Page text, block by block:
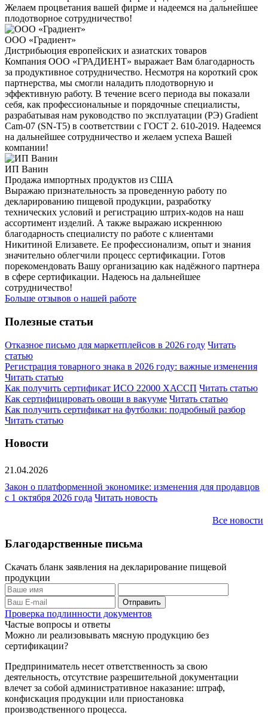
Желаем процветания вашей фирме и надеемся на дальнейшее
плодотворное сотрудничество!
ООО «Градиент»
Дистрибьюция европейских и азиатских товаров
Компания ООО «ГРАДИЕНТ» выражает Вам благодарность
за продуктивное сотрудничество. Несмотря на короткий срок
партнерства, мы смогли наладить плодотворную и
эффективную работу. В течение всего периода вы показали
себя, как профессиональные и порядочные специалисты,
разрабатывая нам руководство по эксплуатации (РЭ) Gradient
Cam-07 (SN-T5) в соответствии с ГОСТ 2. 610-2019. Надеемся
на дальнейшее сотрудничество и желаем успеха Вашей
компании!
ИП Ванин
Продажа импортных продуктов из США
Выражаю признательность за проведенную работу по
декларированию пищевой продукции, разработку
технических условий и регистрацию штрих-кодов на наш
ассортимент изделий. А также выражаю искреннюю
благодарность специалисту по работе с клиентами
Никитиной Елизавете. Ее профессионализм, опыт и знания
значительно облегчили процесс сертификации. Готов
порекомендовать Вашу организацию как надёжного партнера
в сфере сертификации. Надеюсь на дальнейшее
сотрудничество!
Больше отзывов о нашей работе
Полезные статьи
Отказное письмо для маркетплейсов в 2026 году Читать
статью
Регистрация товарного знака в 2026 году: важные изменения
Читать статью
Как получить сертификат ИСО 22000 ХАССП Читать статью
Как сертифицировать овощи в вакууме Читать статью
Как получить сертификат на футболки: подробный разбор
Читать статью
Новости
21.04.2026
Закон о платформенной экономике: изменения для продавцов
с 1 октября 2026 года Читать новость
Все новости
Благодарственные письма
Скачать бланк заявления на декларирование пищевой
продукции
Проверка подлинности документов
Частые вопросы и ответы
Можно ли реализовывать мясную продукцию без
сертификации?
Предприниматель несет ответственность за свою
деятельность, отсутствие разрешительной документации
влечет за собой административное наказание: штраф,
конфискация продукции или приостановка
производственного процесса.